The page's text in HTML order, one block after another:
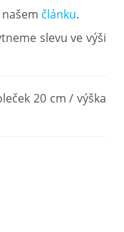
článku.
slevu ve výši
20 cm / výška